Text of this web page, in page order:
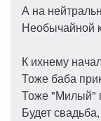
А на
Необычайной
К ихнему
Тоже баба
Тоже "Милый"
Будет